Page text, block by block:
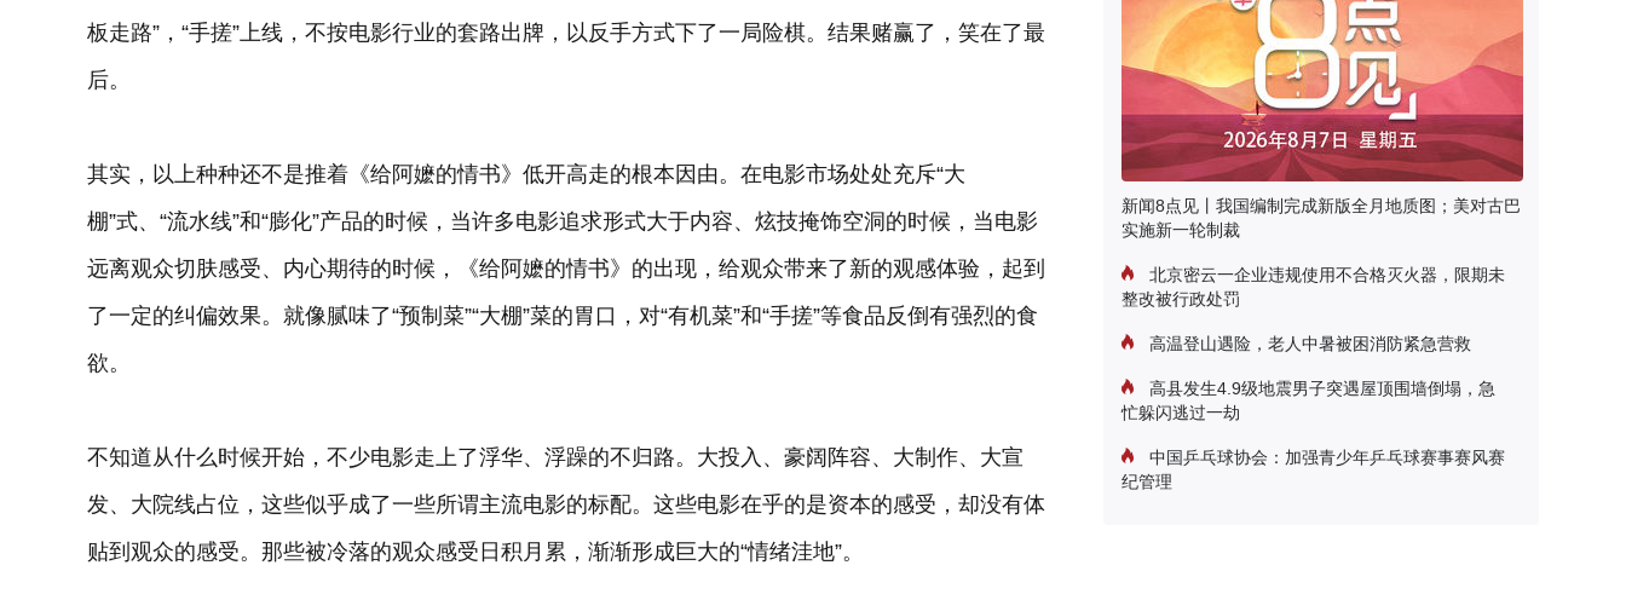
板走路”，“手搓”上线，不按电影行业的套路出牌，以反手方式下了一局险棋。结果赌赢了，笑在了最
后。
其实，以上种种还不是推着《给阿嬷的情书》低开高走的根本因由。在电影市场处处充斥“大
棚”式、“流水线”和“膨化”产品的时候，当许多电影追求形式大于内容、炫技掩饰空洞的时候，当电影
远离观众切肤感受、内心期待的时候，《给阿嬷的情书》的出现，给观众带来了新的观感体验，起到
了一定的纠偏效果。就像腻味了“预制菜”“大棚”菜的胃口，对“有机菜”和“手搓”等食品反倒有强烈的食
欲。
不知道从什么时候开始，不少电影走上了浮华、浮躁的不归路。大投入、豪阔阵容、大制作、大宣
发、大院线占位，这些似乎成了一些所谓主流电影的标配。这些电影在乎的是资本的感受，却没有体
贴到观众的感受。那些被冷落的观众感受日积月累，渐渐形成巨大的“情绪洼地”。
新闻8点见丨我国编制完成新版全月地质图；美对古巴
实施新一轮制裁
北京密云一企业违规使用不合格灭火器，限期未
整改被行政处罚
高温登山遇险，老人中暑被困消防紧急营救
高县发生4.9级地震男子突遇屋顶围墙倒塌，急
忙躲闪逃过一劫
中国乒乓球协会：加强青少年乒乓球赛事赛风赛
纪管理